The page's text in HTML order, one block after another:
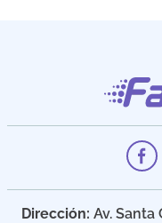
Dirección: Av. Santa